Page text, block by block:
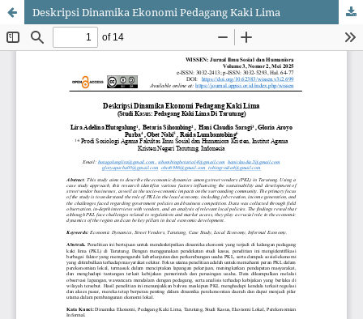
Deskripsi Dinamika Ekonomi Pedagang Kaki Lima